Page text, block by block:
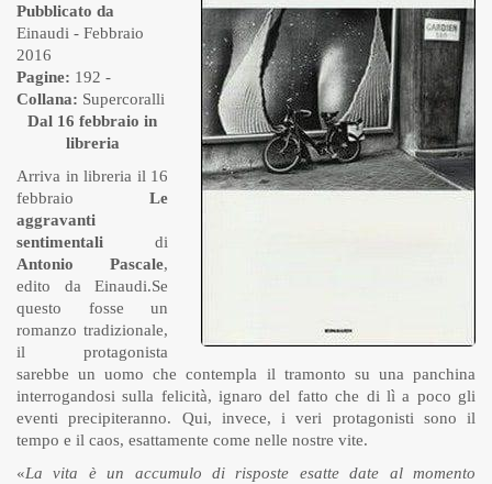
Pubblicato da
Einaudi - Febbraio
2016
Pagine: 192 -
Collana: Supercoralli
Dal 16 febbraio in
libreria
Arriva in libreria il 16
febbraio Le
aggravanti
sentimentali di
Antonio Pascale,
edito da Einaudi.Se
questo fosse un
romanzo tradizionale,
il protagonista
sarebbe un uomo che contempla il tramonto su una panchina
interrogandosi sulla felicità, ignaro del fatto che di lì a poco gli
eventi precipiteranno. Qui, invece, i veri protagonisti sono il
tempo e il caos, esattamente come nelle nostre vite.
«La vita è un accumulo di risposte esatte date al momento